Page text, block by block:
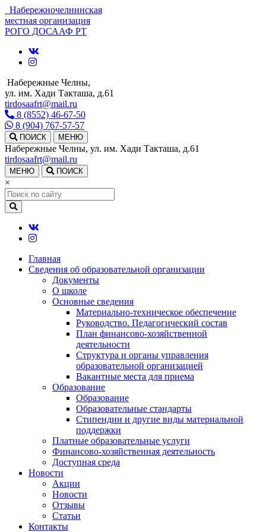
Набережночелнинская
местная организация
РОГО ДОСААФ РТ
Набережные Челны,
ул. им. Хади Такташа, д.61
tirdosaafrt@mail.ru
8 (8552) 46-67-50
8 (904) 767-57-57
ПОИСК МЕНЮ
Набережные Челны, ул. им. Хади Такташа, д.61
tirdosaafrt@mail.ru
МЕНЮ ПОИСК
×
Главная
Сведения об образовательной организации
Документы
О школе
Основные сведения
Материально-техническое обеспечение
Руководство. Педагогический состав
План финансово-хозяйственной
деятельности
Структура и органы управления
образовательной организацией
Вакантные места для приема
Образование
Образование
Образовательные стандарты
Стипендии и другие виды материальной
поддержки
Платные образовательные услуги
Финансово-хозяйственная деятельность
Доступная среда
Новости
Акции
Новости
Отзывы
Статьи
Контакты